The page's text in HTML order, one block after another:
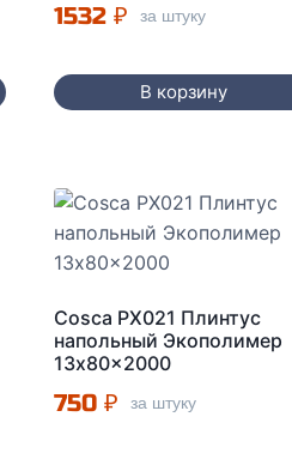
1532 ₽ за штуку
В корзину
Cosca PX021 Плинтус
напольный Экополимер
13x80x2000
750 ₽ за штуку